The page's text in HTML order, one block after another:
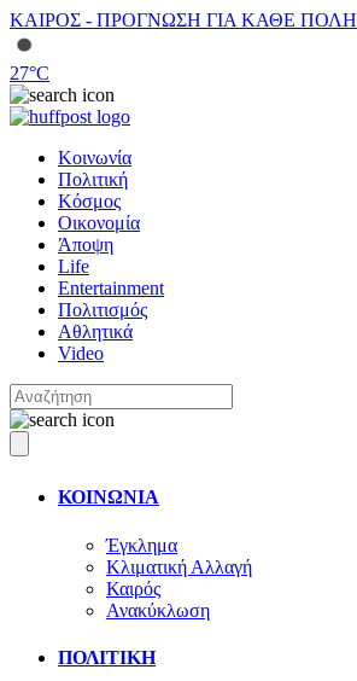
ΚΑΙΡΟΣ - ΠΡΟΓΝΩΣΗ ΓΙΑ ΚΑΘΕ ΠΟΛΗ
27°C
Κοινωνία
Πολιτική
Κόσμος
Οικονομία
Άποψη
Life
Entertainment
Πολιτισμός
Αθλητικά
Video
ΚΟΙΝΩΝΙΑ
Έγκλημα
Κλιματική Αλλαγή
Καιρός
Ανακύκλωση
ΠΟΛΙΤΙΚΗ